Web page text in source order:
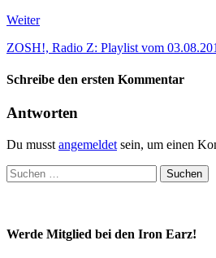
Weiter
ZOSH!, Radio Z: Playlist vom
Schreibe den ersten Kommentar
Antworten
Du musst angemeldet sein, um einen
Suchen
nach:
Werde Mitglied bei den Iron Earz!